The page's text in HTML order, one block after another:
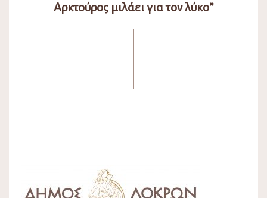
Αρκτούρος μιλάει για τον λύκο”